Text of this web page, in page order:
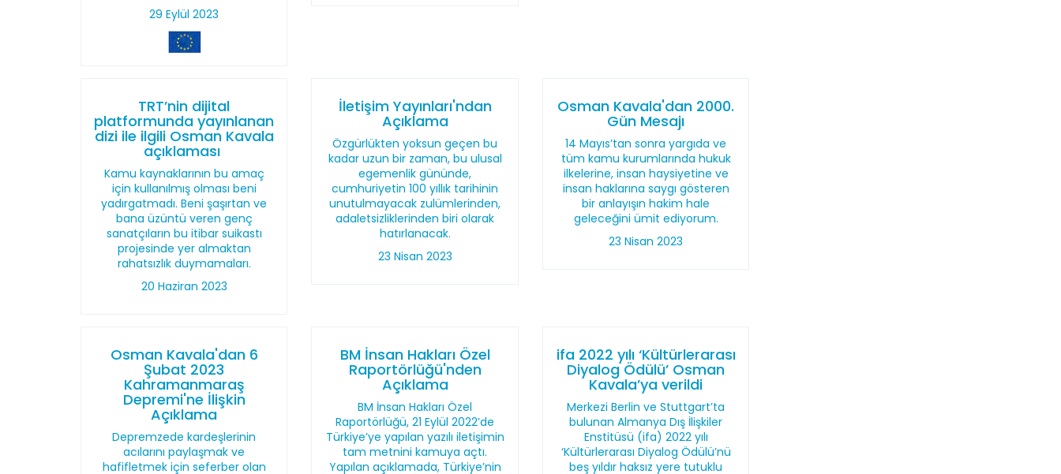
29 Eylül 2023
TRT’nin dijital
platformunda yayınlanan
dizi ile ilgili Osman Kavala
açıklaması
Kamu kaynaklarının bu amaç
için kullanılmış olması beni
yadırgatmadı. Beni şaşırtan ve
bana üzüntü veren genç
sanatçıların bu itibar suikastı
projesinde yer almaktan
rahatsızlık duymamaları.
20 Haziran 2023
İletişim Yayınları'ndan
Açıklama
Özgürlükten yoksun geçen bu
kadar uzun bir zaman, bu ulusal
egemenlik gününde,
cumhuriyetin 100 yıllık tarihinin
unutulmayacak zulümlerinden,
adaletsizliklerinden biri olarak
hatırlanacak.
23 Nisan 2023
Osman Kavala'dan 2000.
Gün Mesajı
14 Mayıs’tan sonra yargıda ve
tüm kamu kurumlarında hukuk
ilkelerine, insan haysiyetine ve
insan haklarına saygı gösteren
bir anlayışın hakim hale
geleceğini ümit ediyorum.
23 Nisan 2023
Osman Kavala'dan 6
Şubat 2023
Kahramanmaraş
Depremi'ne İlişkin
Açıklama
Depremzede kardeşlerinin
acılarını paylaşmak ve
hafifletmek için seferber olan
BM İnsan Hakları Özel
Raportörlüğü'nden
Açıklama
BM İnsan Hakları Özel
Raportörlüğü, 21 Eylül 2022’de
Türkiye’ye yapılan yazılı iletişimin
tam metnini kamuya açtı.
Yapılan açıklamada, Türkiye’nin
ifa 2022 yılı ‘Kültürlerarası
Diyalog Ödülü’ Osman
Kavala’ya verildi
Merkezi Berlin ve Stuttgart’ta
bulunan Almanya Dış İlişkiler
Enstitüsü (ifa) 2022 yılı
‘Kültürlerarası Diyalog Ödülü’nü
beş yıldır haksız yere tutuklu